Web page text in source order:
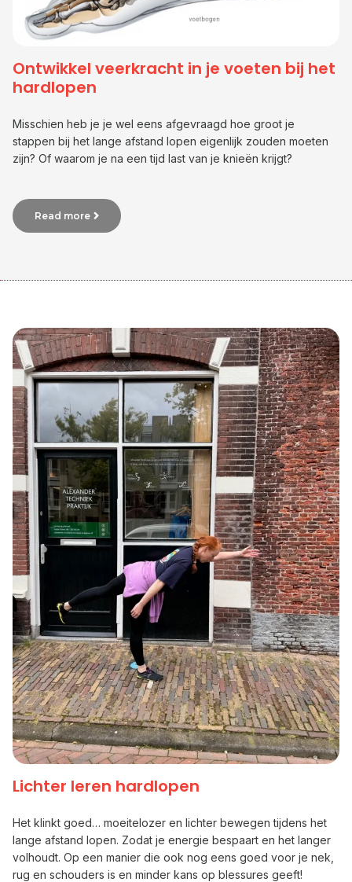
Ontwikkel veerkracht in je voeten bij het
hardlopen
Misschien heb je je wel eens afgevraagd hoe groot je
stappen bij het lange afstand lopen eigenlijk zouden moeten
zijn? Of waarom je na een tijd last van je knieën krijgt?
Read more
Lichter leren hardlopen
Het klinkt goed… moeitelozer en lichter bewegen tijdens het
lange afstand lopen. Zodat je energie bespaart en het langer
volhoudt. Op een manier die ook nog eens goed voor je nek,
rug en schouders is en minder kans op blessures geeft!